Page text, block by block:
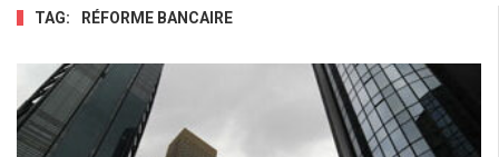
TAG: RÉFORME BANCAIRE